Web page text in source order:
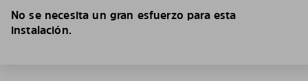
No se necesita un gran esfuerzo para esta
instalación.